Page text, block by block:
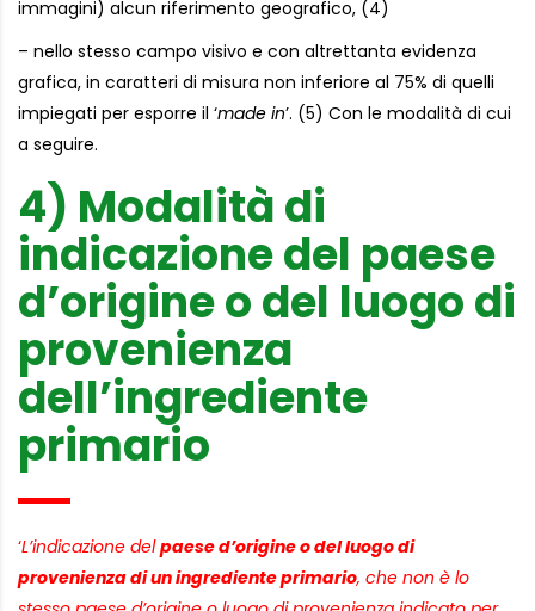
immagini) alcun riferimento geografico, (4)
– nello stesso campo visivo e con altrettanta evidenza
grafica, in caratteri di misura non inferiore al 75% di quelli
impiegati per esporre il ‘made in’. (5) Con le modalità di cui
a seguire.
4) Modalità di
indicazione del paese
d’origine o del luogo di
provenienza
dell’ingrediente
primario
‘L’indicazione delpaese d’origine o del luogo di
provenienza di un ingrediente primario, che non è lo